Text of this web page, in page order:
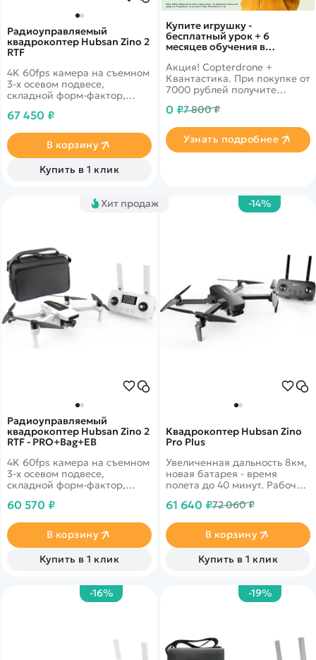
Купите игрушку -
бесплатный урок + 6
месяцев обучения в
Акция! Copterdrone +
Квантастика. При покупке от
7000 рублей получите
нашего партнера
0 ₽7 800 ₽
Узнать подробнее
Радиоуправляемый
квадрокоптер Hubsan Zino 2
RTF
4K 60fps камера на съемном
3-х осевом подвесе,
складной форм-фактор,
полета 33 минуты
67 450 ₽
В корзину
Купить в 1 клик
Хит продаж
Радиоуправляемый
квадрокоптер Hubsan Zino 2
RTF - PRO+Bag+EB
4K 60fps камера на съемном
3-х осевом подвесе,
складной форм-фактор,
полета 33 минуты.
сумкой и запасным акб
60 570 ₽
В корзину
Купить в 1 клик
-14%
Квадрокоптер Hubsan Zino
Pro Plus
Увеличенная дальность 8км,
новая батарея - время
полета до 40 минут. Рабочая
+40С
61 640 ₽72 060 ₽
В корзину
Купить в 1 клик
-16% -19%